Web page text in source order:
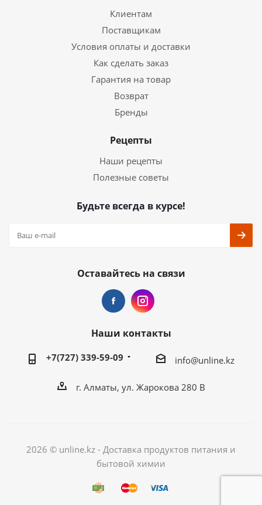
Клиентам
Поставщикам
Условия оплаты и доставки
Как сделать заказ
Гарантия на товар
Возврат
Бренды
Рецепты
Наши рецепты
Полезные советы
Будьте всегда в курсе!
Оставайтесь на связи
Наши контакты
+7(727) 339-59-09 info@unline.kz
г. Алматы, ул. Жарокова 280 В
2026 © unline.kz - Доставка продуктов питания и
бытовой химии